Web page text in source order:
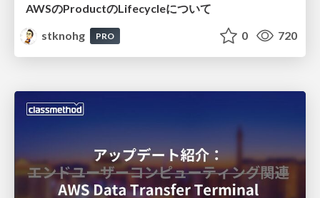
AWSのProductのLifecycleについて
stknohg
PRO 0 720